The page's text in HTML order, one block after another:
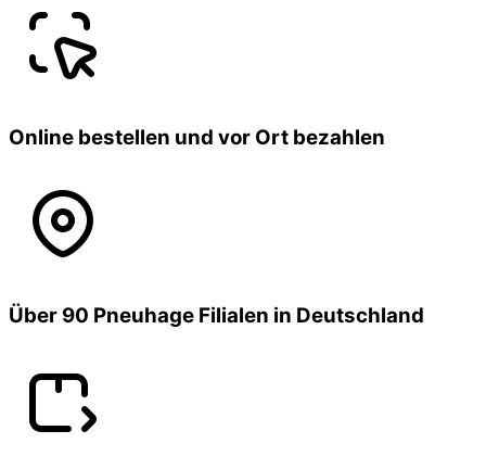
Online bestellen und vor Ort bezahlen
Über 90 Pneuhage Filialen in Deutschland